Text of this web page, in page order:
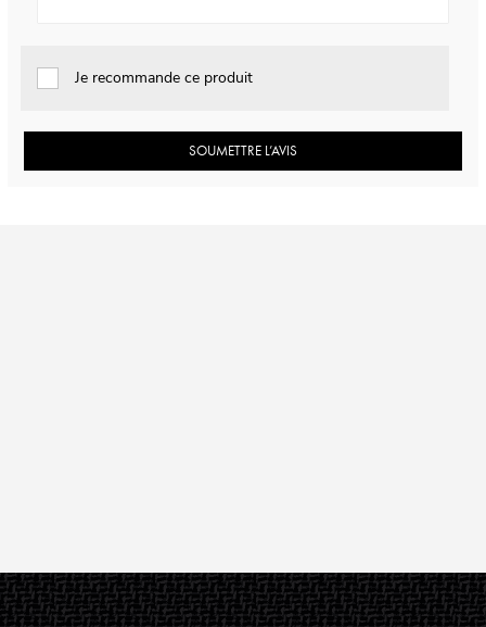
Je recommande ce produit
SOUMETTRE L’AVIS